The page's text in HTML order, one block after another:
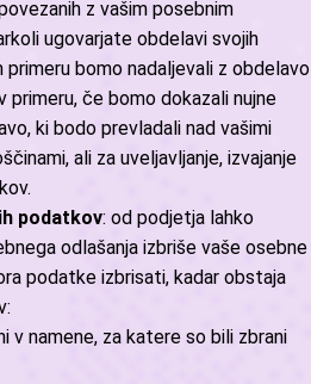
z vašim posebnim
ugovarjate obdelavi svojih
bomo nadaljevali z obdelavo
primeru, če bomo dokazali nujne
ki bodo prevladali nad vašimi
ali za uveljavljanje, izvajanje
podatkov: od podjetja lahko
odlašanja izbriše vaše osebne
podatke izbrisati, kadar obstaja
v namene, za katere so bili zbrani